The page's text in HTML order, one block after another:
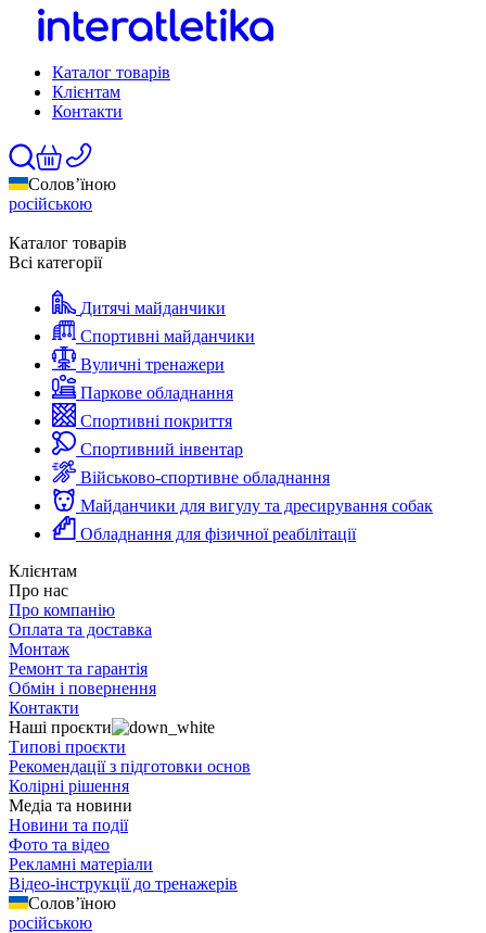
Каталог товарів
Клієнтам
Контакти
Солов’їною
російською
Каталог товарів
Всі категорії
Дитячі майданчики
Спортивні майданчики
Вуличні тренажери
Паркове обладнання
Спортивні покриття
Спортивний інвентар
Військово-спортивне обладнання
Майданчики для вигулу та дресирування собак
Обладнання для фізичної реабілітації
Клієнтам
Про нас
Про компанію
Оплата та доставка
Монтаж
Ремонт та гарантія
Обмін і повернення
Контакти
Наші проєкти
Типові проєкти
Рекомендації з підготовки основ
Колірні рішення
Медіа та новини
Новини та події
Фото та відео
Рекламні матеріали
Відео-інструкції до тренажерів
Солов’їною
російською